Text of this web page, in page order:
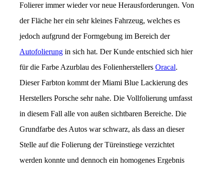
Folierer immer wieder vor neue Herausforderungen. Von
der Fläche her ein sehr kleines Fahrzeug, welches es
jedoch aufgrund der Formgebung im Bereich der
Autofolierung in sich hat. Der Kunde entschied sich hier
für die Farbe Azurblau des Folienherstellers Oracal.
Dieser Farbton kommt der Miami Blue Lackierung des
Herstellers Porsche sehr nahe. Die Vollfolierung umfasst
in diesem Fall alle von außen sichtbaren Bereiche. Die
Grundfarbe des Autos war schwarz, als dass an dieser
Stelle auf die Folierung der Türeinstiege verzichtet
werden konnte und dennoch ein homogenes Ergebnis